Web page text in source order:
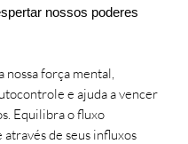
nossos poderes
nossa força mental,
e ajuda a vencer
Equilibra o fluxo
de seus influxos